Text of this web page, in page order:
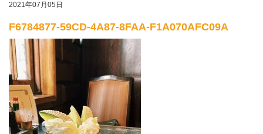
2021年07月05日
F6784877-59CD-4A87-8FAA-F1A070AFC09A